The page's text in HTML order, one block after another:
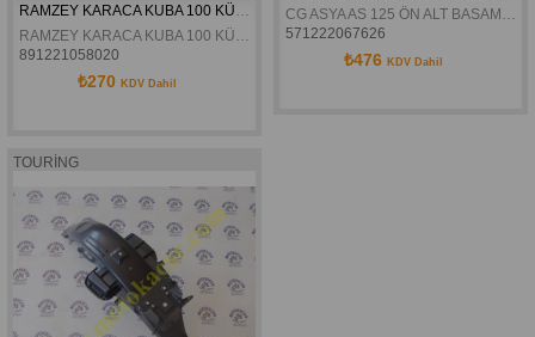
RAMZEY KARACA KUBA 100 KÜLBÜTÖR KEPİ ORJINAL
RAMZEY KARACA KUBA 100 KÜLBÜTÖR KEPİ ORJINAL
891221058020
₺270 KDV Dahil
CG ASYA AS 125 ÖN ALT BASAMAK DEMIRI ORJINAL
571222067626
₺476 KDV Dahil
TOURİNG